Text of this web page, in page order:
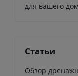
для вашего
Статьи
Обзор